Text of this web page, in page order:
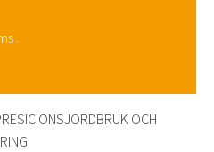
.
OCH